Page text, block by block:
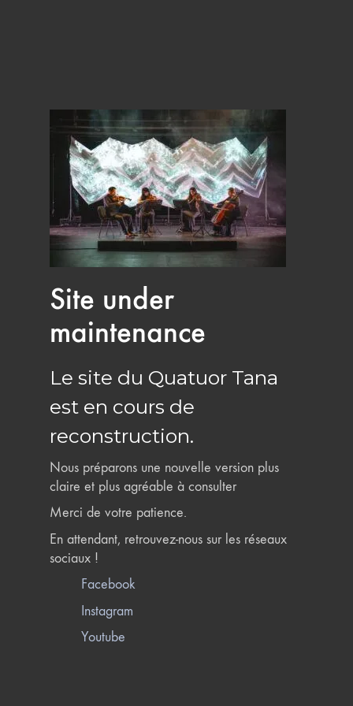
Site under
maintenance
Le site du Quatuor Tana
est en cours de
reconstruction.
Nous préparons une nouvelle version plus
claire et plus agréable à consulter
Merci de votre patience.
En attendant, retrouvez-nous sur les réseaux
sociaux !
Facebook
Instagram
Youtube